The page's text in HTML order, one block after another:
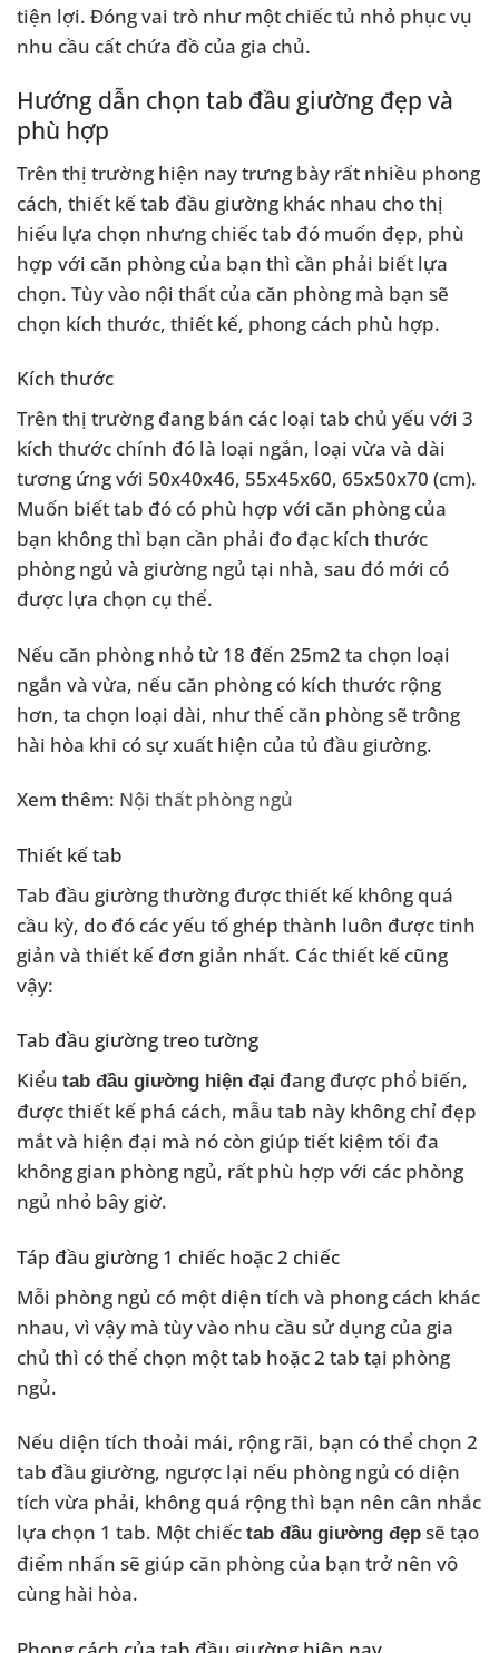
tiện lợi. Đóng vai trò như một chiếc tủ nhỏ phục vụ
nhu cầu cất chứa đồ của gia chủ.
Hướng dẫn chọn tab đầu giường đẹp và
phù hợp
Trên thị trường hiện nay trưng bày rất nhiều phong
cách, thiết kế tab đầu giường khác nhau cho thị
hiếu lựa chọn nhưng chiếc tab đó muốn đẹp, phù
hợp với căn phòng của bạn thì cần phải biết lựa
chọn. Tùy vào nội thất của căn phòng mà bạn sẽ
chọn kích thước, thiết kế, phong cách phù hợp.
Kích thước
Trên thị trường đang bán các loại tab chủ yếu với 3
kích thước chính đó là loại ngắn, loại vừa và dài
tương ứng với 50x40x46, 55x45x60, 65x50x70 (cm).
Muốn biết tab đó có phù hợp với căn phòng của
bạn không thì bạn cần phải đo đạc kích thước
phòng ngủ và giường ngủ tại nhà, sau đó mới có
được lựa chọn cụ thể.
Nếu căn phòng nhỏ từ 18 đến 25m2 ta chọn loại
ngắn và vừa, nếu căn phòng có kích thước rộng
hơn, ta chọn loại dài, như thế căn phòng sẽ trông
hài hòa khi có sự xuất hiện của tủ đầu giường.
Xem thêm: Nội thất phòng ngủ
Thiết kế tab
Tab đầu giường thường được thiết kế không quá
cầu kỳ, do đó các yếu tố ghép thành luôn được tinh
giản và thiết kế đơn giản nhất. Các thiết kế cũng
vậy:
Tab đầu giường treo tường
Kiểu tab đầu giường hiện đại đang được phổ biến,
được thiết kế phá cách, mẫu tab này không chỉ đẹp
mắt và hiện đại mà nó còn giúp tiết kiệm tối đa
không gian phòng ngủ, rất phù hợp với các phòng
ngủ nhỏ bây giờ.
Táp đầu giường 1 chiếc hoặc 2 chiếc
Mỗi phòng ngủ có một diện tích và phong cách khác
nhau, vì vậy mà tùy vào nhu cầu sử dụng của gia
chủ thì có thể chọn một tab hoặc 2 tab tại phòng
ngủ.
Nếu diện tích thoải mái, rộng rãi, bạn có thể chọn 2
tab đầu giường, ngược lại nếu phòng ngủ có diện
tích vừa phải, không quá rộng thì bạn nên cân nhắc
lựa chọn 1 tab. Một chiếc tab đầu giường đẹp sẽ tạo
điểm nhấn sẽ giúp căn phòng của bạn trở nên vô
cùng hài hòa.